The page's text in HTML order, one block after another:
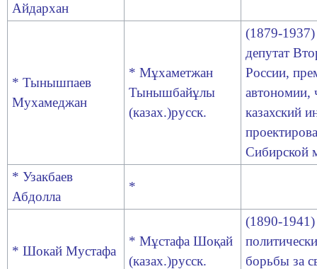
Айдархан
* Тынышпаев
Мухамеджан
* Мұхаметжан
Тынышбайұлы
(казах.)русск.
(1879-1937)
депутат
России,
казахский
Сибирской
* Узакбаев
Абдолла
*
* Шокай Мустафа
* Мұстафа Шоқай
(казах.)русск.
(1890-1941)
борьбы за